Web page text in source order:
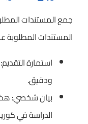
جمع المستندات
المستندات المطلوبة
استمارة
ودقيق.
بيان شخصي:
الدراسة في